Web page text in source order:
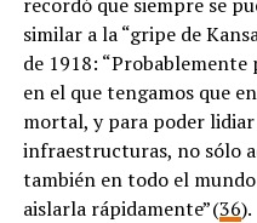
similar a la “gripe de
de 1918:
en el que tengamos que
mortal, y para poder
infraestructuras, no sólo
también en todo el
aislarla rápidamente” (36).